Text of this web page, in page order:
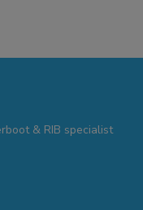
& RIB specialist